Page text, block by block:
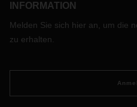
INFORMATION
Melden Sie sich hier an, um die
zu erhalten.